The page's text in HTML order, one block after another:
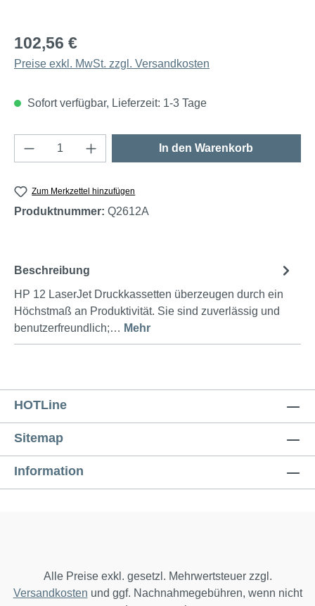
102,56 €
Preise exkl. MwSt. zzgl. Versandkosten
Sofort verfügbar, Lieferzeit: 1-3 Tage
Produkt Anzahl: Gib den gewünschten
In den Warenkorb
Zum Merkzettel hinzufügen
Produktnummer: Q2612A
Beschreibung
HP 12 LaserJet Druckkassetten überzeugen durch ein
Höchstmaß an Produktivität. Sie sind zuverlässig und
benutzerfreundlich;… Mehr
HOTLine
Sitemap
Information
Alle Preise exkl. gesetzl. Mehrwertsteuer zzgl.
Versandkosten und ggf. Nachnahmegebühren, wenn nicht